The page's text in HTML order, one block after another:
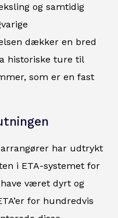
og samtidig
dækker en bred
historiske ture til
som er en fast
har udtrykt
i ETA-systemet for
været dyrt og
for hundredvis